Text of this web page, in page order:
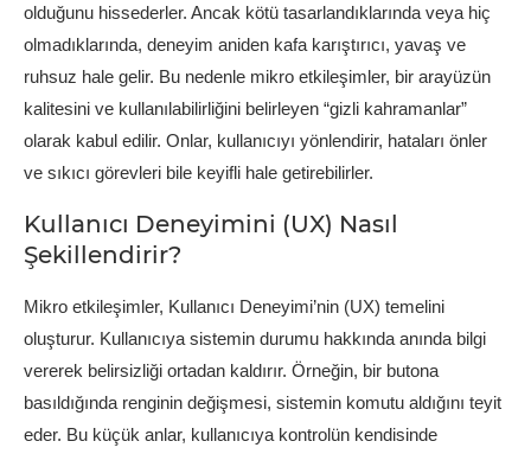
olduğunu hissederler. Ancak kötü tasarlandıklarında veya hiç
olmadıklarında, deneyim aniden kafa karıştırıcı, yavaş ve
ruhsuz hale gelir. Bu nedenle mikro etkileşimler, bir arayüzün
kalitesini ve kullanılabilirliğini belirleyen “gizli kahramanlar”
olarak kabul edilir. Onlar, kullanıcıyı yönlendirir, hataları önler
ve sıkıcı görevleri bile keyifli hale getirebilirler.
Kullanıcı Deneyimini (UX) Nasıl
Şekillendirir?
Mikro etkileşimler, Kullanıcı Deneyimi’nin (UX) temelini
oluşturur. Kullanıcıya sistemin durumu hakkında anında bilgi
vererek belirsizliği ortadan kaldırır. Örneğin, bir butona
basıldığında renginin değişmesi, sistemin komutu aldığını teyit
eder. Bu küçük anlar, kullanıcıya kontrolün kendisinde